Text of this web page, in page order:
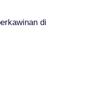
di